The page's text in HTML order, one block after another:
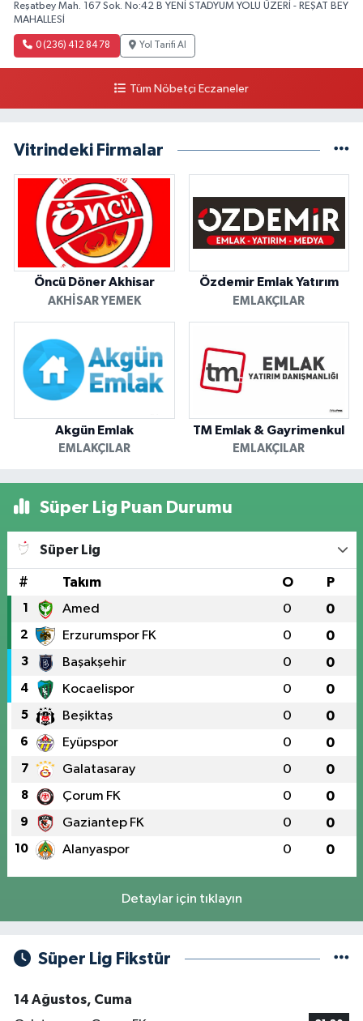
Reşatbey Mah. 167 Sok. No:42 B YENİ STADYUM YOLU ÜZERİ - REŞAT BEY
MAHALLESİ
0 (236) 412 84 78 Yol Tarifi Al
Tüm Nöbetçi Eczaneler
Vitrindeki Firmalar
Öncü Döner Akhisar
AKHISAR YEMEK
Özdemir Emlak Yatırım
EMLAKÇILAR
Akgün Emlak
EMLAKÇILAR
TM Emlak & Gayrimenkul
EMLAKÇILAR
Süper Lig Puan Durumu
Süper Lig
# Takım O P
1 Amed 0 0
2 Erzurumspor FK 0 0
3 Başakşehir 0 0
4 Kocaelispor 0 0
5 Beşiktaş 0 0
6 Eyüpspor 0 0
7 Galatasaray 0 0
8 Çorum FK 0 0
9 Gaziantep FK 0 0
10 Alanyaspor 0 0
Detaylar için tıklayın
Süper Lig Fikstür
14 Ağustos, Cuma